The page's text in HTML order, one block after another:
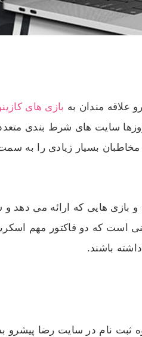
علاقه‌ مندان به بازی های
سایت‌ های شرط‌ بندی
مخاطبان بسیار زیادی را به
هایی که ارائه می‌ دهد و
که دو فاکتور مهم
باشند.
ثبت نام در سایت رضا